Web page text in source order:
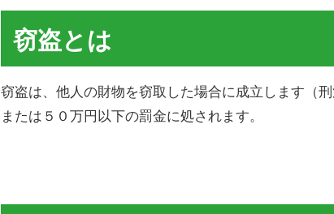
窃盗とは
窃盗は、他人の財物を窃取した場合に成立します（
または５０万円以下の罰金に処されます。